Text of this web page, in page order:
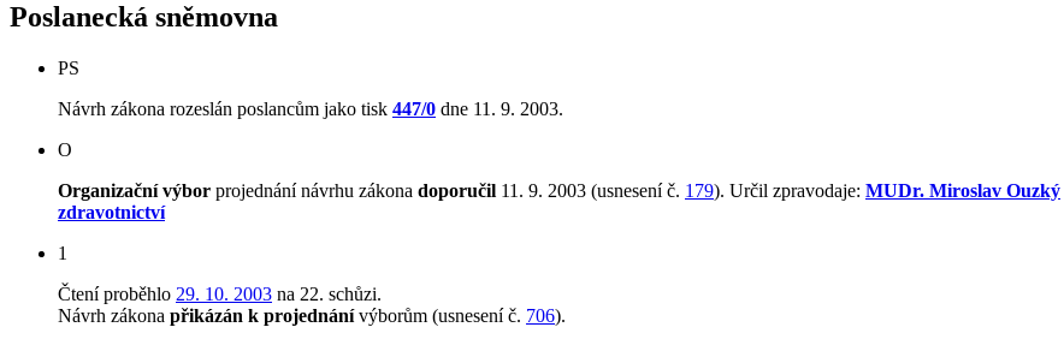
Poslanecká sněmovna
PS
Návrh zákona rozeslán poslancům jako tisk 447/0 dne 11. 9. 2003.
O
Organizační výbor projednání návrhu zákona doporučil 11. 9. 2003 (usnesení č. 179). Určil zpravodaje: MUDr. Miroslav Ouzký
zdravotnictví
1
Čtení proběhlo 29. 10. 2003 na 22. schůzi.
Návrh zákona přikázán k projednánívýborům (usnesení č. 706).